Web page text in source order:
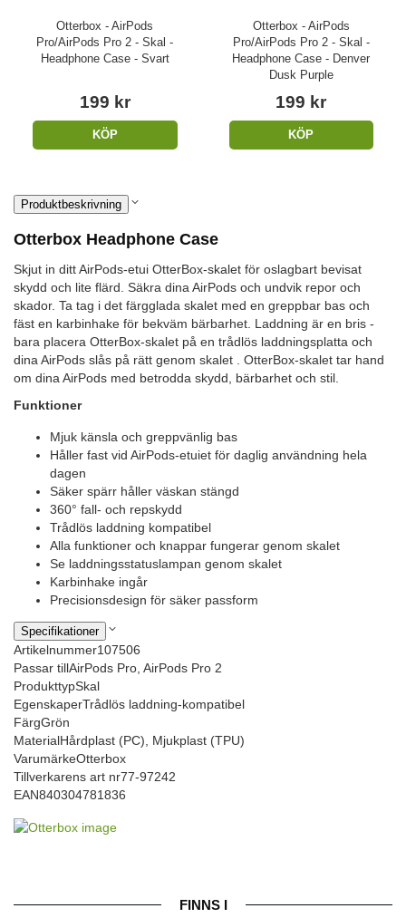
Otterbox - AirPods
Pro/AirPods Pro 2 - Skal -
Headphone Case - Svart
199 kr
KÖP
Otterbox - AirPods
Pro/AirPods Pro 2 - Skal -
Headphone Case - Denver
Dusk Purple
199 kr
KÖP
Produktbeskrivning
Otterbox Headphone Case
Skjut in ditt AirPods-etui OtterBox-skalet för oslagbart bevisat
skydd och lite flärd. Säkra dina AirPods och undvik repor och
skador. Ta tag i det färgglada skalet med en greppbar bas och
fäst en karbinhake för bekväm bärbarhet. Laddning är en bris -
bara placera OtterBox-skalet på en trådlös laddningsplatta och
dina AirPods slås på rätt genom skalet . OtterBox-skalet tar hand
om dina AirPods med betrodda skydd, bärbarhet och stil.
Funktioner
Mjuk känsla och greppvänlig bas
Håller fast vid AirPods-etuiet för daglig användning hela
dagen
Säker spärr håller väskan stängd
360° fall- och repskydd
Trådlös laddning kompatibel
Alla funktioner och knappar fungerar genom skalet
Se laddningsstatuslampan genom skalet
Karbinhake ingår
Precisionsdesign för säker passform
Specifikationer
Artikelnummer107506
Passar tillAirPods Pro, AirPods Pro 2
ProdukttypSkal
EgenskaperTrådlös laddning-kompatibel
FärgGrön
MaterialHårdplast (PC), Mjukplast (TPU)
VarumärkeOtterbox
Tillverkarens art nr77-97242
EAN840304781836
FINNS I